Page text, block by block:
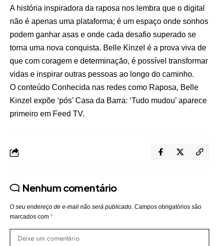
A história inspiradora da raposa nos lembra que o digital
não é apenas uma plataforma; é um espaço onde sonhos
podem ganhar asas e onde cada desafio superado se
torna uma nova conquista. Belle Kinzel é a prova viva de
que com coragem e determinação, é possível transformar
vidas e inspirar outras pessoas ao longo do caminho.
O conteúdo Conhecida nas redes como Raposa, Belle
Kinzel expõe ‘pós’ Casa da Barra: ‘Tudo mudou’ aparece
primeiro em Feed TV.
Nenhum comentário
O seu endereço de e-mail não será publicado. Campos obrigatórios são
marcados com *